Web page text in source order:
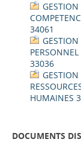
GESTION
34061
GESTION
PERSONNEL
33036
GESTION
HUMAINES
DOCUMENTS